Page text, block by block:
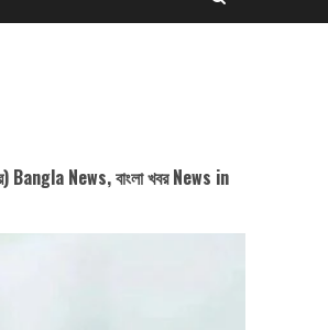
Bangla News, বাংলা খবর News in